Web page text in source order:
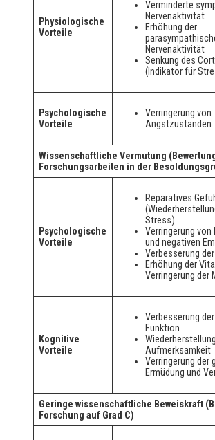
Physiologische
Vorteile
Verminderte
Nervenaktivität
Erhöhung der
Nervenaktivität
Senkung des
(Indikator für
Psychologische
Vorteile
Verringerung von
Angstzuständen
Wissenschaftliche Vermutung
Forschungsarbeiten in der
Psychologische
Vorteile
Reparatives
Stress)
Verringerung von
und negativen
Verbesserung
Erhöhung der
Verringerung der
Kognitive
Vorteile
Verbesserung
Funktion
Aufmerksamkeit
Verringerung der
Ermüdung und
Geringe wissenschaftliche Beweiskraft
Forschung auf Grad C)